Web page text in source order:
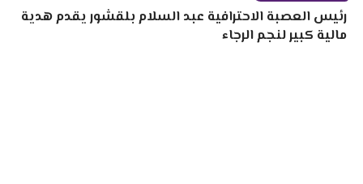
رئيس العصبة الاحترافية عبد السلام بلقشور يقدم هدية
مالية كبير لنجم الرجاء